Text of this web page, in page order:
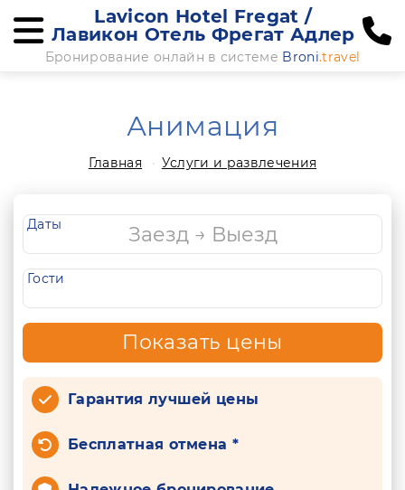
Lavicon Hotel Fregat /
Лавикон Отель Фрегат Адлер
Бронирование онлайн в системе Broni.travel
Анимация
Главная Услуги и развлечения
Даты
Гости
Показать цены
Гарантия лучшей цены
Бесплатная отмена *